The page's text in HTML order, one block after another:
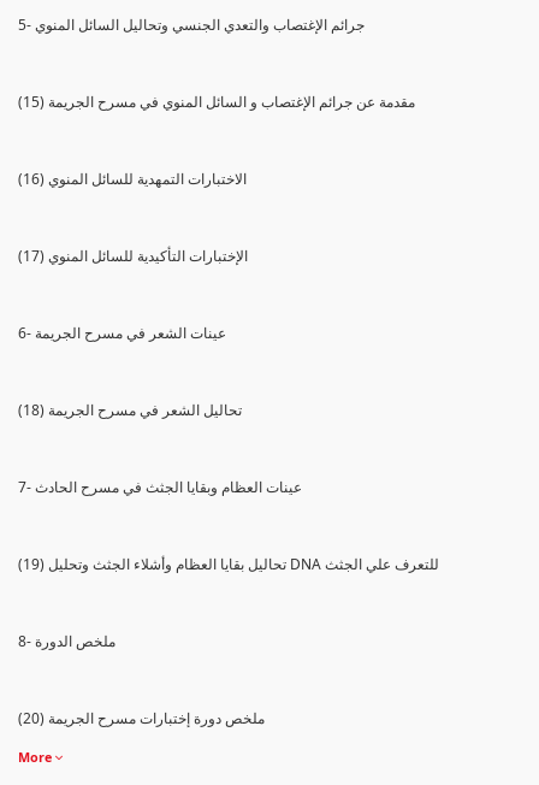
5- جرائم الإغتصاب والتعدي الجنسي وتحاليل السائل المنوي
(15) مقدمة عن جرائم الإغتصاب و السائل المنوي في مسرح الجريمة
(16) الاختبارات التمهدية للسائل المنوي
(17) الإختبارات التأكيدية للسائل المنوي
6- عينات الشعر في مسرح الجريمة
(18) تحاليل الشعر في مسرح الجريمة
7- عينات العظام وبقايا الجثث في مسرح الحادث
(19) تحاليل بقايا العظام وأشلاء الجثث وتحليل DNA للتعرف علي الجثث
8- ملخص الدورة
(20) ملخص دورة إختبارات مسرح الجريمة
More